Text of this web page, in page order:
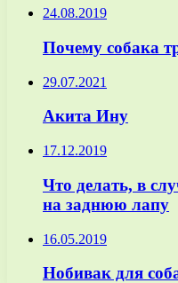
24.08.2019
Почему собака
29.07.2021
Акита Ину
17.12.2019
Что делать, в
на заднюю лапу
16.05.2019
Нобивак для